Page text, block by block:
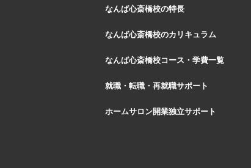
なんば心斎橋校の特長
なんば心斎橋校のカリキュラム
なんば心斎橋校コース・学費一覧
就職・転職・再就職サポート
ホームサロン開業独立サポート